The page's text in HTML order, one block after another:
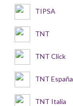
TIPSA
TNT
TNT Click
TNT España
TNT Italia